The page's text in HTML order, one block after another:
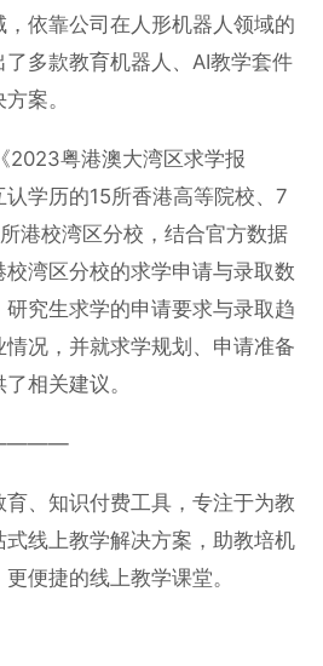
依靠公司在人形机器人领域的
多款教育机器人、AI教学套件
案。
2023粤港澳大湾区求学报
学历的15所香港高等院校、7
港校湾区分校，结合官方数据
湾区分校的求学申请与录取数
究生求学的申请要求与录取趋
况，并就求学规划、申请准备
相关建议。
、知识付费工具，专注于为教
线上教学解决方案，助教培机
便捷的线上教学课堂。